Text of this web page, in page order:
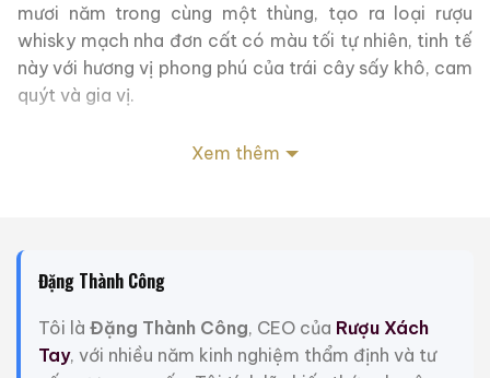
mươi năm trong cùng một thùng, tạo ra loại rượu
whisky mạch nha đơn cất có màu tối tự nhiên, tinh tế
này với hương vị phong phú của trái cây sấy khô, cam
quýt và gia vị.
Bộ sưu tập Sherry Oak là một hành trình cảm giác
diễn giải trực quan của mình về Sherry Oak 30 Years
Old, ghi lại hương vị của quả sung tẩm mật ong, sô cô
Dấu hiệu phân biệt từ thùng ủ
Xem thêm
Đặng Thành Công
Tôi là Đặng Thành Công, CEO của Rượu Xách
Tay, với nhiều năm kinh nghiệm thẩm định và tư